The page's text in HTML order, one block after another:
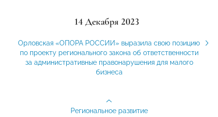
14 Декабря 2023
Орловская «ОПОРА РОССИИ» выразила свою позицию
по проекту регионального закона об ответственности
за административные правонарушения для малого
бизнеса
Региональное развитие